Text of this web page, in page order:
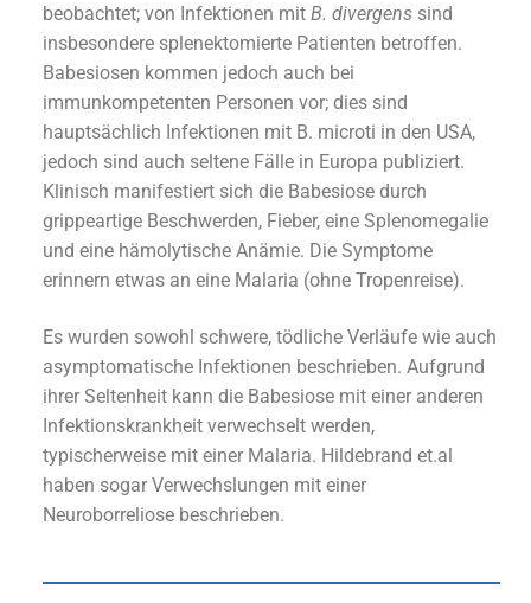
beobachtet; von Infektionen mit B. divergens sind
insbesondere splenektomierte Patienten betroffen.
Babesiosen kommen jedoch auch bei
immunkompetenten Personen vor; dies sind
hauptsächlich Infektionen mit B. microti in den USA,
jedoch sind auch seltene Fälle in Europa publiziert.
Klinisch manifestiert sich die Babesiose durch
grippeartige Beschwerden, Fieber, eine Splenomegalie
und eine hämolytische Anämie. Die Symptome
erinnern etwas an eine Malaria (ohne Tropenreise).
Es wurden sowohl schwere, tödliche Verläufe wie auch
asymptomatische Infektionen beschrieben. Aufgrund
ihrer Seltenheit kann die Babesiose mit einer anderen
Infektionskrankheit verwechselt werden,
typischerweise mit einer Malaria. Hildebrand et.al
haben sogar Verwechslungen mit einer
Neuroborreliose beschrieben.